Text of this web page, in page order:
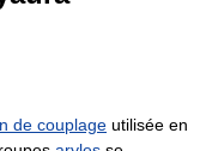
de couplage utilisée en